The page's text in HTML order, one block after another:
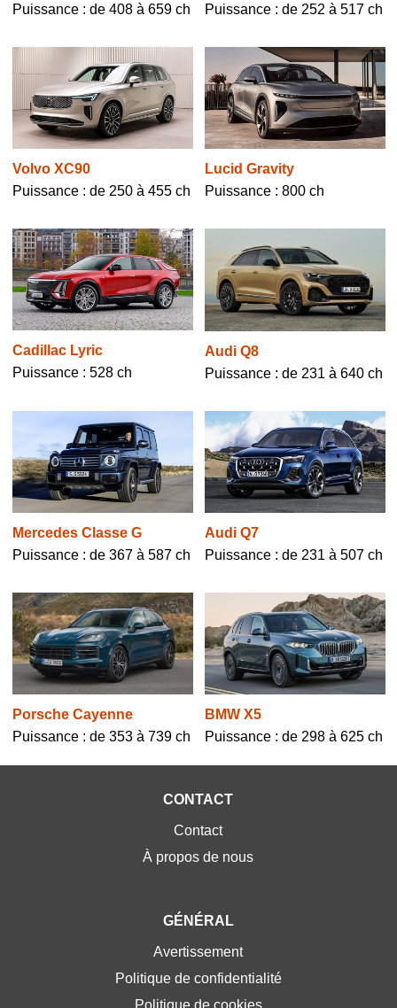
Puissance : de 408 à 659 ch
Puissance : de 252 à 517 ch
Volvo XC90
Puissance : de 250 à 455 ch
Lucid Gravity
Puissance : 800 ch
Cadillac Lyric
Puissance : 528 ch
Audi Q8
Puissance : de 231 à 640 ch
Mercedes Classe G
Puissance : de 367 à 587 ch
Audi Q7
Puissance : de 231 à 507 ch
Porsche Cayenne
Puissance : de 353 à 739 ch
BMW X5
Puissance : de 298 à 625 ch
CONTACT
Contact
À propos de nous
GÉNÉRAL
Avertissement
Politique de confidentialité